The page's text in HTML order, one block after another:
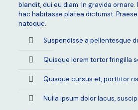
blandit, dui eu diam. In gravida ornare.
hac habitasse platea dictumst.
natoque.
Suspendisse a pellentesque
Quisque lorem tortor fringilla
Quisque cursus et, porttitor
Nulla ipsum dolor lacus,